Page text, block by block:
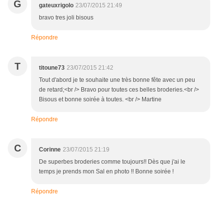
G gateuxrigolo 23/07/2015 21:49
bravo tres joli bisous
Répondre
T titoune73 23/07/2015 21:42
Tout d'abord je te souhaite une très bonne fête avec un peu
de retard;<br /> Bravo pour toutes ces belles broderies.<br />
Bisous et bonne soirée à toutes. <br /> Martine
Répondre
C Corinne 23/07/2015 21:19
De superbes broderies comme toujours!! Dès que j'ai le
temps je prends mon Sal en photo !! Bonne soirée !
Répondre